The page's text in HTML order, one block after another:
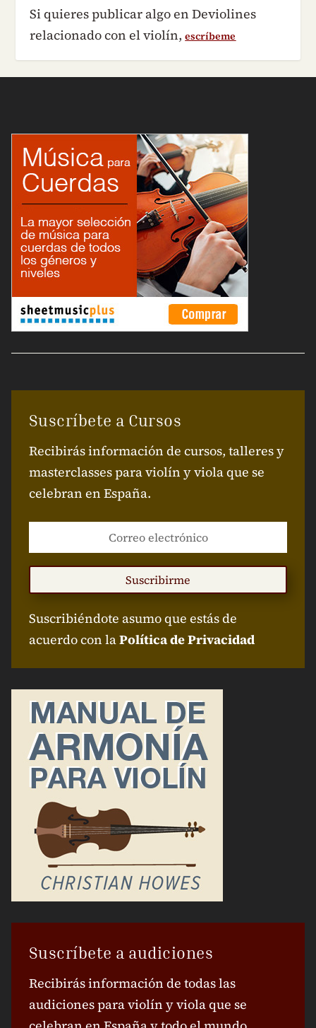
Si quieres publicar algo en Deviolines
relacionado con el violín,escríbeme
Suscríbete a Cursos
Recibirás información de cursos, talleres y
masterclasses para violín y viola que se
celebran en España.
Suscribirme
Suscribiéndote asumo que estás de
acuerdo con laPolítica de Privacidad
Suscríbete a audiciones
Recibirás información de todas las
audiciones para violín y viola que se